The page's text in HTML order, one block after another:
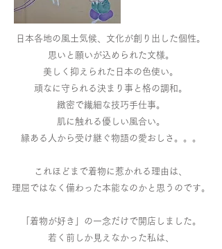
日本各地の風土気候、文化が創り出した個性。
思いと願いが込められた文様。
美しく抑えられた日本の色使い。
頑なに守られる決まり事と格の調和。
緻密で繊細な技巧手仕事。
肌に触れる優しい風合い。
縁ある人から受け継ぐ物語の愛おしさ。。。
これほどまで着物に惹かれる理由は、
理屈ではなく備わった本能なのかと思うのです。
「着物が好き」の一念だけで開店しました。
若く前しか見えなかった私は、